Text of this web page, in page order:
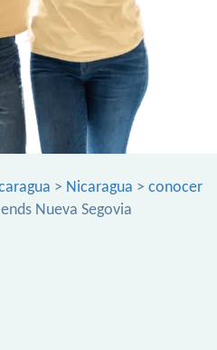
> Nicaragua > conocer
Nueva Segovia